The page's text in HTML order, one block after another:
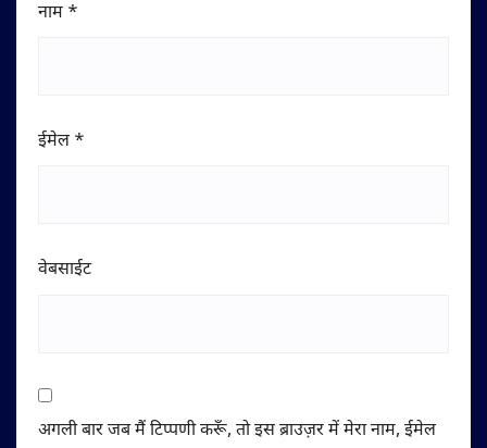
नाम *
ईमेल *
वेबसाईट
अगली बार जब मैं टिप्पणी करूँ, तो इस ब्राउज़र में मेरा नाम, ईमेल